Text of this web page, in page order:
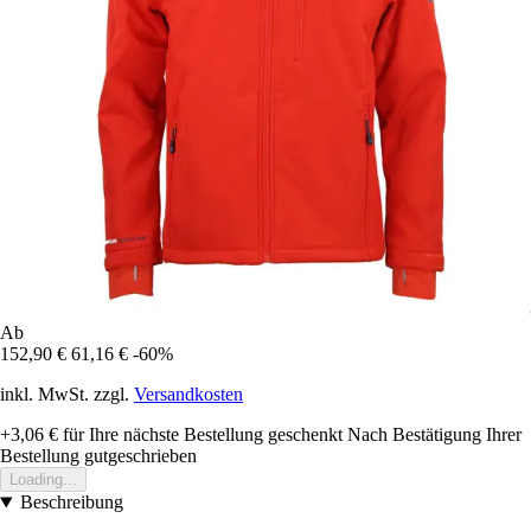
Ab
152,90 € 61,16 € -60%
inkl. MwSt. zzgl. Versandkosten
+3,06 € für Ihre nächste Bestellung geschenkt Nach Bestätigung Ihrer
Bestellung gutgeschrieben
Loading...
Beschreibung